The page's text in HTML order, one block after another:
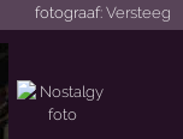
fotograaf: Versteeg